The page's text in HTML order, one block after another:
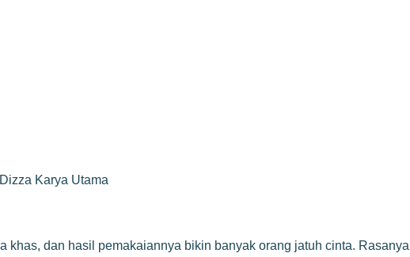
Karya Utama
dan hasil pemakaiannya bikin banyak orang jatuh cinta. Rasanya